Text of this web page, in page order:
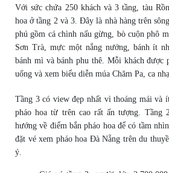
Với sức chứa 250 khách và 3 tầng, tàu
hoa ở tầng 2 và 3. Đây là nhà hàng trên
phú gồm cá chình nấu gừng, bò cuộn phô
Sơn Trà, mực một nắng nướng, bánh ít
bánh mì và bánh phu thê. Mỗi khách được
uống và xem biểu diễn múa Chăm Pa, ca
Tầng 3 có view đẹp nhất vì thoáng mái và
pháo hoa từ trên cao rất ấn tượng. Tầng
hướng về điểm bắn pháo hoa để có tầm
đặt vé xem pháo hoa Đà Nẵng trên du
ý.